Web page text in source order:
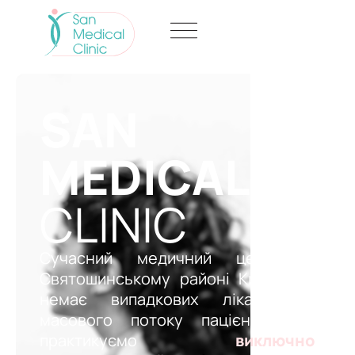
MEDICAL
CLINIC
Сучасний медичний центр у
Святошинському районі Києва, де
немає випадкових лікарів та
масового потоку пацієнтів. Ми
практикуємовиключно